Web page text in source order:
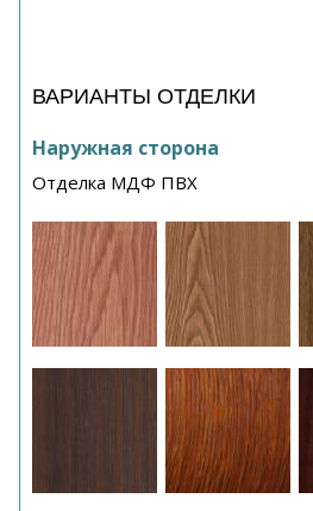
ВАРИАНТЫ ОТДЕЛКИ
Наружная сторона
Отделка МДФ ПВХ